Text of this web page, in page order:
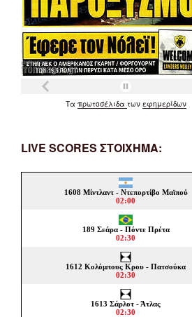
Τα πρωτοσέλιδα των εφημερίδων
LIVE SCORES ΣΤΟΙΧΗΜΑ: